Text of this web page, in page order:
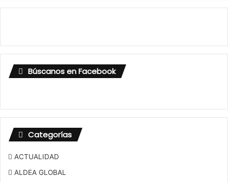
Búscanos en Facebook
Categorías
ACTUALIDAD
ALDEA GLOBAL